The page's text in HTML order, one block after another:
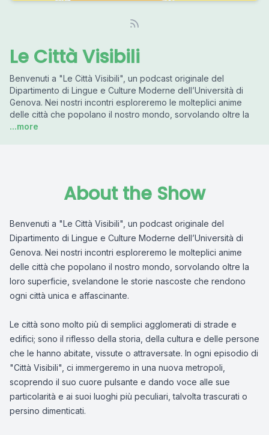
Le Città Visibili
Benvenuti a "Le Città Visibili", un podcast originale del
Dipartimento di Lingue e Culture Moderne dell’Università di
Genova. Nei nostri incontri esploreremo le molteplici anime
delle città che popolano il nostro mondo, sorvolando oltre la
...more
About the Show
Benvenuti a "Le Città Visibili", un podcast originale del
Dipartimento di Lingue e Culture Moderne dell’Università di
Genova. Nei nostri incontri esploreremo le molteplici anime
delle città che popolano il nostro mondo, sorvolando oltre la
loro superficie, svelandone le storie nascoste che rendono
ogni città unica e affascinante.
Le città sono molto più di semplici agglomerati di strade e
edifici; sono il riflesso della storia, della cultura e delle persone
che le hanno abitate, vissute o attraversate. In ogni episodio di
"Città Visibili", ci immergeremo in una nuova metropoli,
scoprendo il suo cuore pulsante e dando voce alle sue
particolarità e ai suoi luoghi più peculiari, talvolta trascurati o
persino dimenticati.